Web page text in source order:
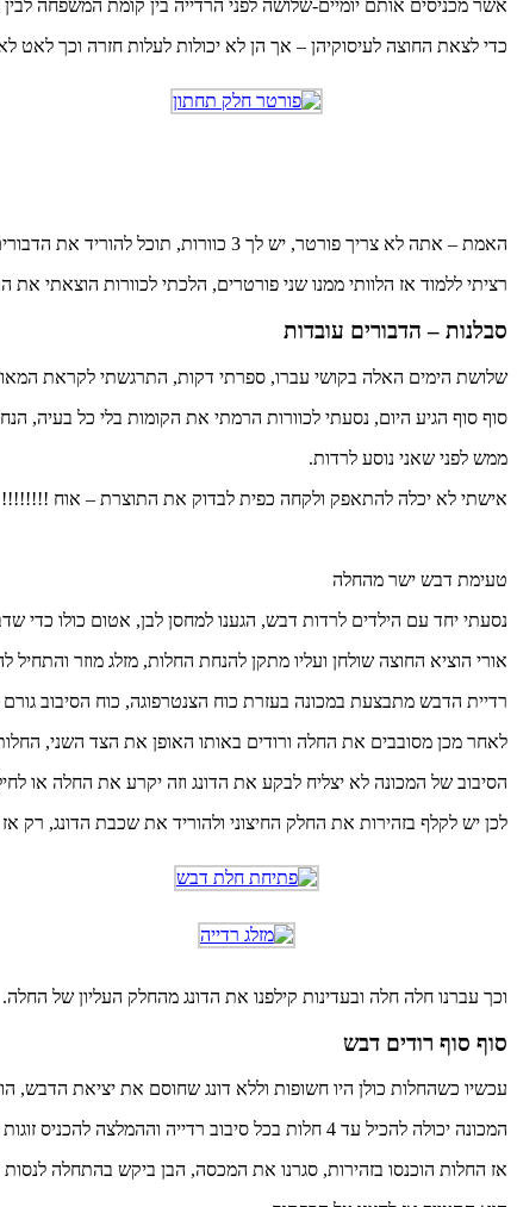
אשר מכניסים אותם יומיים-שלושה לפני הרדייה בין קומת המשפחה
כדי לצאת החוצה לעיסוקיהן – אך הן לא יכולות לעלות חזרה וכך
האמת – אתה לא צריך פורטר, יש לך 3 כוורות, תוכל להוריד את הדבורים עם הרבה עשן ומברשת", אמר לי אורי – אבל כרגיל,
רציתי ללמוד אז הלוותי ממנו שני פורטרים, הלכתי לכוורות
סבלנות – הדבורים עובדות
שלושת הימים האלה בקושי עברו, ספרתי דקות, התרגשתי לקראת
סוף סוף הגיע היום, נסעתי לכוורות הרמתי את הקומות בלי כל בעיה,
ממש לפני שאני נוסע לרדות.
אישתי לא יכלה להתאפק ולקחה כפית לבדוק את התוצרת – אוח !!!!!!!!
טעימת דבש ישר מהחלה
נסעתי יחד עם הילדים לרדות דבש, הגענו למחסן לבן, אטום כולו כדי
אורי הוציא החוצה שולחן ועליו מתקן להנחת החלות, מזלג מוזר והתחיל
רדיית הדבש מתבצעת במכונה בעזרת כוח הצנטרפוגה, כוח הסיבוב
לאחר מכן מסובבים את החלה ורודים באותו האופן את הצד השני,
הסיבוב של המכונה לא יצליח לבקע את הדונג וזה יקרע את החלה או
לכן יש לקלף בזהירות את החלק החיצוני ולהוריד את שכבת הדונג, רק
וכך עברנו חלה חלה ובעדינות קילפנו את הדונג מהחלק העליון של החלה.
סוף סוף רודים דבש
עכשיו כשהחלות כולן היו חשופות וללא דונג שחוסם את יציאת הדבש,
המכונה יכולה להכיל עד 4 חלות בכל סיבוב רדייה וההמלצה להכניס זוגות של חלות כדי לשמור על איזון המכונה בזמן הרדייה,
אז החלות הוכנסו בזהירות, סגרנו את המכסה, הבן ביקש בהתחלה